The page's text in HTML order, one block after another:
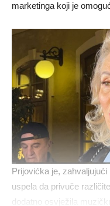
marketinga koji je
Prijovićka je,
uspela da privuče
dodatno osvježila